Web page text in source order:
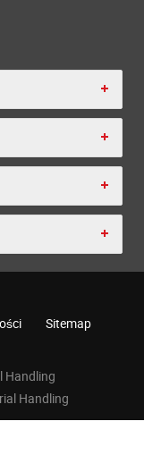
Sitemap
Handling
Handling